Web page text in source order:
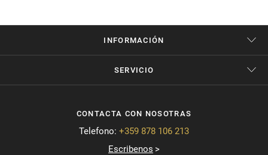
INFORMACIÓN
SERVICIO
CONTACTA CON NOSOTRAS
Telefono: +359 878 106 213
Escribenos